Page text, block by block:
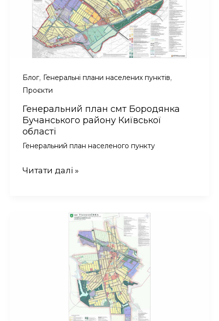
Блог, Генеральні плани населених пунктів,
Проєкти
Генеральний план смт Бородянка
Бучанського району Київської
області
Генеральний план населеного пункту
Генеральний
Бучанського
Читати далі »